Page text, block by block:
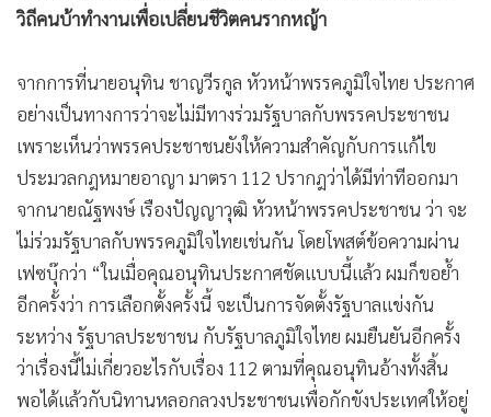
วิถีคนบ้าทำงานเพื่อเปลี่ยนชีวิตคนรากหญ้า
จากการที่นายอนุทิน ชาญวีรกูล หัวหน้าพรรคภูมิใจไทย ประกาศ
อย่างเป็นทางการว่าจะไม่มีทางร่วมรัฐบาลกับพรรคประชาชน
เพราะเห็นว่าพรรคประชาชนยังให้ความสำคัญกับการแก้ไข
ประมวลกฎหมายอาญา มาตรา 112 ปรากฎว่าได้มีท่าทีออกมา
จากนายณัฐพงษ์ เรืองปัญญาวุฒิ หัวหน้าพรรคประชาชน ว่า จะ
ไม่ร่วมรัฐบาลกับพรรคภูมิใจไทยเช่นกัน โดยโพสต์ข้อความผ่าน
เฟซบุ๊กว่า “ในเมื่อคุณอนุทินประกาศชัดแบบนี้แล้ว ผมก็ขอย้ำ
อีกครั้งว่า การเลือกตั้งครั้งนี้ จะเป็นการจัดตั้งรัฐบาลแข่งกัน
ระหว่าง รัฐบาลประชาชน กับรัฐบาลภูมิใจไทย ผมยืนยันอีกครั้ง
ว่าเรื่องนี้ไม่เกี่ยวอะไรกับเรื่อง 112 ตามที่คุณอนุทินอ้างทั้งสิ้น
พอได้แล้วกับนิทานหลอกลวงประชาชนเพื่อกักขังประเทศให้อยู่